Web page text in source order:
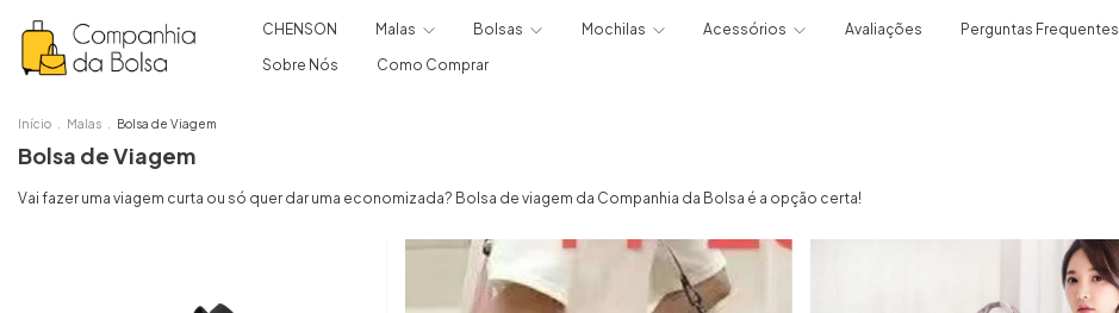
CHENSON Malas Bolsas Mochilas Acessórios Avaliações
Perguntas Frequentes
Sobre Nós
Como Comprar
Início Malas Bolsa de Viagem
Bolsa de Viagem
Vai fazer uma viagem curta ou só quer dar uma economizada? Bolsa de viagem da Companhia da Bolsa é a opção certa!